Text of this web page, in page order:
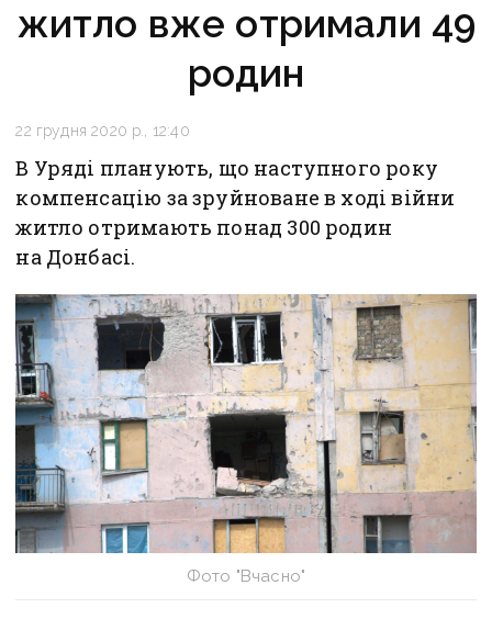
житло вже отримали 49
родин
22 грудня 2020 р., 12:40
В Уряді планують, що наступного року
компенсацію за зруйноване в ході війни
житло отримають понад 300 родин
на Донбасі.
Фото "Вчасно"